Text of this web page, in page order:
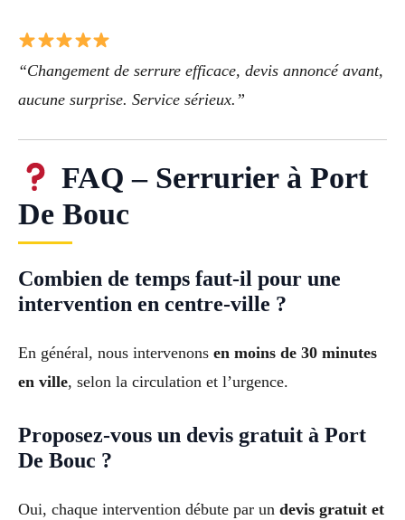
“Changement de serrure efficace, devis annoncé avant,
aucune surprise. Service sérieux.”
FAQ – Serrurier à Port
De Bouc
Combien de temps faut-il pour une
intervention en centre-ville ?
En général, nous intervenons en moins de 30 minutes
en ville, selon la circulation et l’urgence.
Proposez-vous un devis gratuit à Port
De Bouc ?
Oui, chaque intervention débute par un devis gratuit et